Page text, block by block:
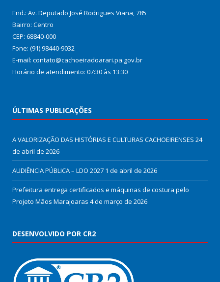
End.: Av. Deputado José Rodrigues Viana, 785
Bairro: Centro
CEP: 68840-000
Fone: (91) 98440-9032
E-mail: contato@cachoeiradoarari.pa.gov.br
Horário de atendimento: 07:30 às 13:30
ÚLTIMAS PUBLICAÇÕES
A VALORIZAÇÃO DAS HISTÓRIAS E CULTURAS CACHOEIRENSES 24
de abril de 2026
AUDIÊNCIA PÚBLICA – LDO 2027 1 de abril de 2026
Prefeitura entrega certificados e máquinas de costura pelo
Projeto Mãos Marajoaras 4 de março de 2026
DESENVOLVIDO POR CR2